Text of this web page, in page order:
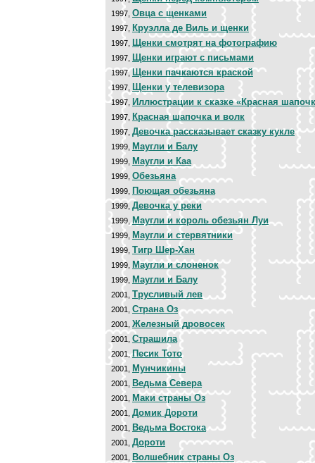
1997, Овца с щенками
1997, Круэлла де Виль и щенки
1997, Щенки смотрят на фотографию
1997, Щенки играют с письмами
1997, Щенки пачкаются краской
1997, Щенки у телевизора
1997, Иллюстрации к сказке «Красная
1997, Красная шапочка и волк
1997, Девочка рассказывает сказку кукле
1999, Маугли и Балу
1999, Маугли и Каа
1999, Обезьяна
1999, Поющая обезьяна
1999, Девочка у реки
1999, Маугли и король обезьян Луи
1999, Маугли и стервятники
1999, Тигр Шер-Хан
1999, Маугли и слоненок
1999, Маугли и Балу
2001, Трусливый лев
2001, Страна Оз
2001, Железный дровосек
2001, Страшила
2001,Песик Тото
2001, Мунчикины
2001, Ведьма Севера
2001, Маки страны Оз
2001, Домик Дороти
2001, Ведьма Востока
2001, Дороти
2001, Волшебник страны Оз